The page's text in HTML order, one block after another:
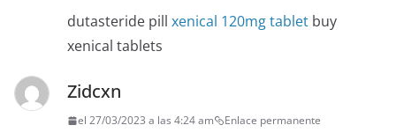
dutasteride pill xenical 120mg tablet buy
xenical tablets
Zidcxn
el 27/03/2023 a las 4:24 am Enlace permanente